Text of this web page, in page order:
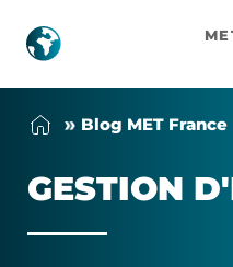
Gestion
d'entreprise
Blog MET France
GES­TION